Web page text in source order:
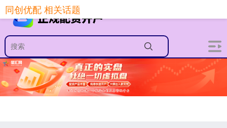
同创优配 相关话题